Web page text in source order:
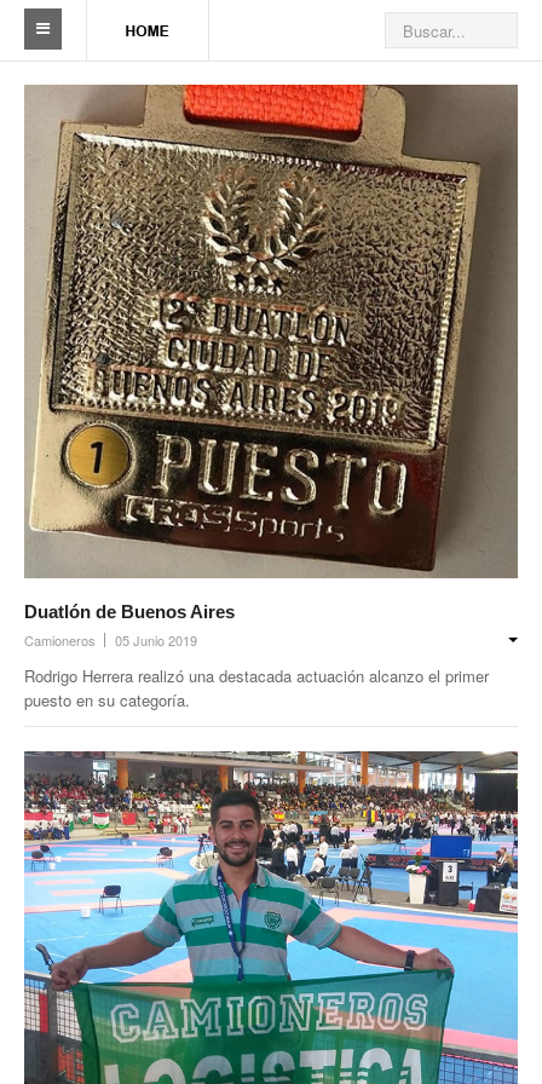
Sindicato
Reseña histórica
Autoridades
Delegaciones
Seccionales
Ramas por actividad
Camioneros solidarios
Galería de Delegaciones y Seccionales
Galería de videos
Videos de prevención
Noticias de Delegaciones y Seccionales
Memoria histórica
Notas
Novedades
Noticias Fiscalización
Buscar
Secretarías
Secretaría general
Secretaría general adjunta
Secretaría de actas
Secretaría administrativa
Duatlón de Buenos Aires
Camioneros 05 Junio 2019
Rodrigo Herrera realizó una destacada actuación alcanzo el primer
puesto en su categoría.